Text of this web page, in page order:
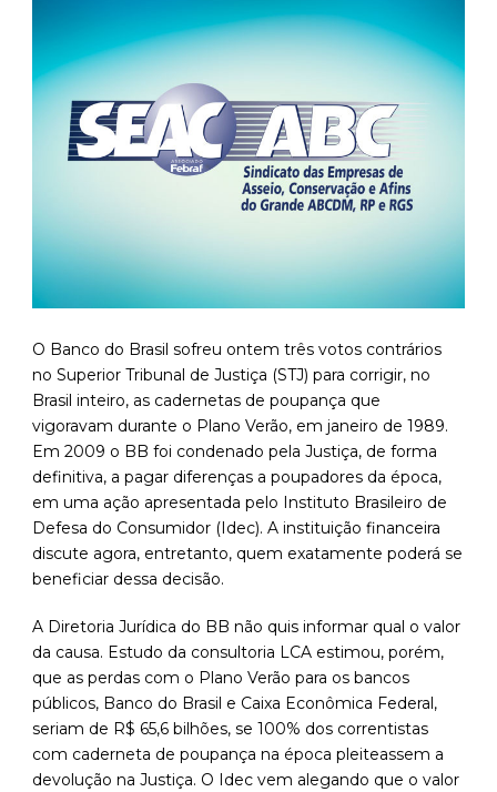
O Banco do Brasil sofreu ontem três votos contrários
no Superior Tribunal de Justiça (STJ) para corrigir, no
Brasil inteiro, as cadernetas de poupança que
vigoravam durante o Plano Verão, em janeiro de 1989.
Em 2009 o BB foi condenado pela Justiça, de forma
definitiva, a pagar diferenças a poupadores da época,
em uma ação apresentada pelo Instituto Brasileiro de
Defesa do Consumidor (Idec). A instituição financeira
discute agora, entretanto, quem exatamente poderá se
beneficiar dessa decisão.
A Diretoria Jurídica do BB não quis informar qual o valor
da causa. Estudo da consultoria LCA estimou, porém,
que as perdas com o Plano Verão para os bancos
públicos, Banco do Brasil e Caixa Econômica Federal,
seriam de R$ 65,6 bilhões, se 100% dos correntistas
com caderneta de poupança na época pleiteassem a
devolução na Justiça. O Idec vem alegando que o valor